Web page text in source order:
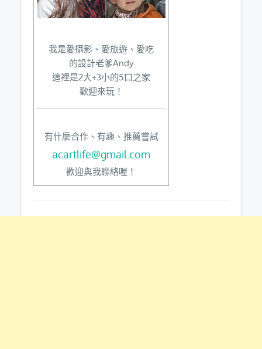
我是愛攝影、愛旅遊、愛吃
的設計老爹Andy
這裡是2大+3小的5口之家
歡迎來玩！
有什麼合作、有趣、推薦嘗試
acartlife@gmail.com
歡迎與我聯絡喔！